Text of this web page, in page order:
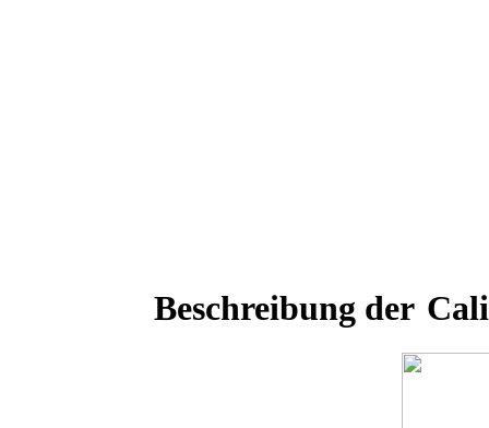
Beschreibung der